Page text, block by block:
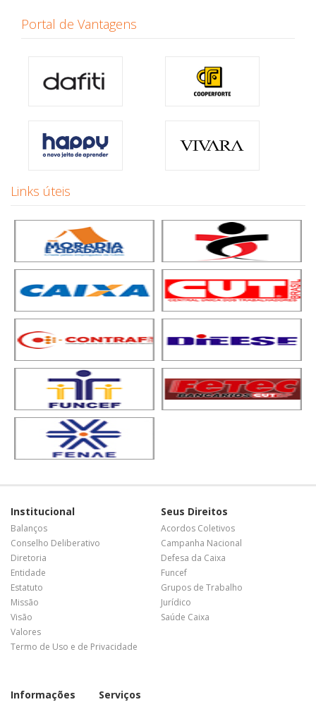
Portal de Vantagens
Links úteis
Institucional
Balanços
Conselho Deliberativo
Diretoria
Entidade
Estatuto
Missão
Visão
Valores
Termo de Uso e de Privacidade
Seus Direitos
Acordos Coletivos
Campanha Nacional
Defesa da Caixa
Funcef
Grupos de Trabalho
Jurídico
Saúde Caixa
Informações Serviços